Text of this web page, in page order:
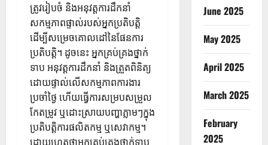
ត្រូវរៀបចំ និងអនុវត្តការដឹកនាំ
សកម្មភាពផ្ទាល់របស់អ្នកប្រតិបត្តិ
ដើម្បីសម្រេចគោលដៅនៃផែនការ
ប្រតិបត្តិ។ ដូចនេះ អ្នកគ្រប់គ្រងថ្នាក់
ទាប អនុវត្តការដឹកនាំ និងត្រួតពិនិត្យ
ដោយផ្ទាល់លើសកម្មភាពការងារ
ប្រចាំថ្ងៃ ហើយធ្វើការសម្របសម្រួល
កែតម្រូវ ឬដោះស្រាយបញ្ហាភ្លាមៗក្នុង
ប្រតិបត្តិការផលិតកម្ម ឬសេវាកម្ម។
ដោយហេតុថាអ្នកគ្រប់គ្រងថ្នាក់ទាប
June 2025
May 2025
April 2025
March 2025
February
2025